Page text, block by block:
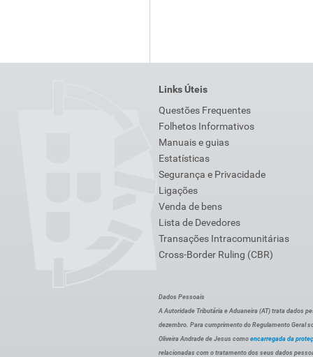
Links Úteis
Questões Frequentes
Folhetos Informativos
Manuais e guias
Estatísticas
Segurança e Privacidade
Ligações
Venda de bens
Lista de Devedores
Transações Intracomunitárias
Cross-Border Ruling (CBR)
Dados Pessoais
A Autoridade Tributária e Aduaneira (AT) trata dados
dezembro. Para cumprimento do Regulamento Geral
Oliveira Andrade de Jesus como encarregada da
relacionadas com o tratamento dos seus dados